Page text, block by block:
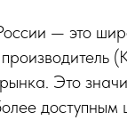
— это
Это